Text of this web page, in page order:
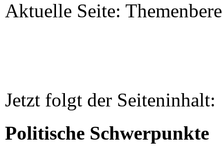
Aktuelle Seite:
Jetzt folgt der Seiteninhalt:
Politische Schwerpunkte